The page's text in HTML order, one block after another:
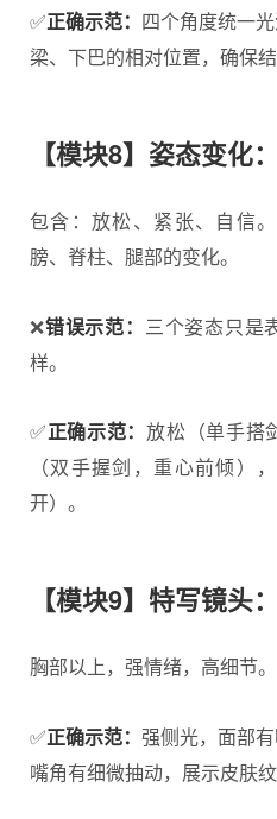
✅正确示范： 四个角度统一
梁、下巴的相对位置，确保结
【模块8】姿态变化
包含：放松、紧张、自信
膀、脊柱、腿部的变化。
❌错误示范： 三个姿态只是
样。
✅正确示范：放松（单手搭
（双手握剑，重心前倾）
开）。
【模块9】特写镜头
胸部以上，强情绪，高细节
✅正确示范： 强侧光，面部
嘴角有细微抽动，展示皮肤